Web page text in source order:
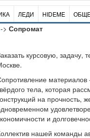
ЛЕДИ HIDEME
-> Сопромат
курсовую, задачу,
тела, которая
на прочность,
и
нашей команды